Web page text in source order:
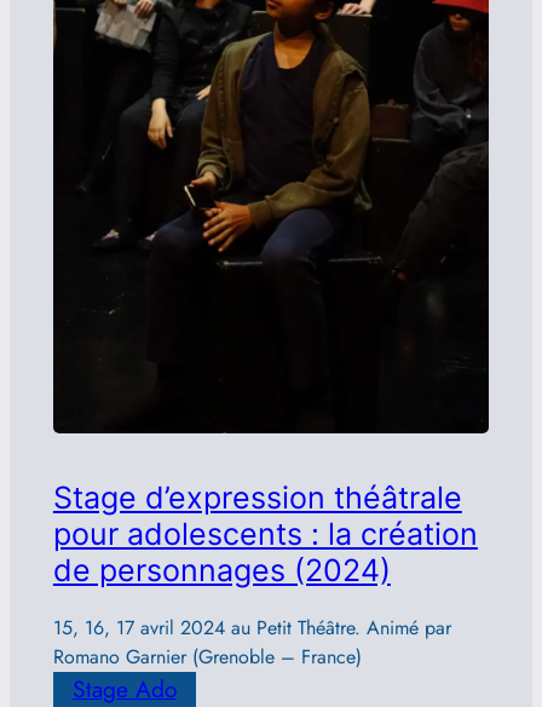
Stage d’expression théâtrale
pour adolescents : la création
de personnages (2024)
15, 16, 17 avril 2024 au Petit Théâtre. Animé par
Romano Garnier (Grenoble – France)
Stage Ado